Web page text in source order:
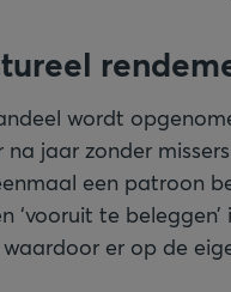
wordt
jaar zonder
een patroon
‘vooruit te
er op de